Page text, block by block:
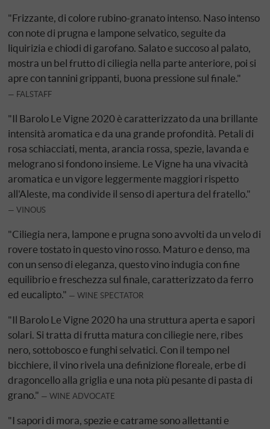
"Frizzante, di colore rubino-granato intenso. Naso intenso
con note di prugna e lampone selvatico, seguite da
liquirizia e chiodi di garofano. Salato e succoso al palato,
mostra un bel frutto di ciliegia nella parte anteriore, poi si
apre con tannini grippanti, buona pressione sul finale."
FALSTAFF
"Il Barolo Le Vigne 2020 è caratterizzato da una brillante
intensità aromatica e da una grande profondità. Petali di
rosa schiacciati, menta, arancia rossa, spezie, lavanda e
melograno si fondono insieme. Le Vigne ha una vivacità
aromatica e un vigore leggermente maggiori rispetto
all'Aleste, ma condivide il senso di apertura del fratello."
VINOUS
"Ciliegia nera, lampone e prugna sono avvolti da un velo di
rovere tostato in questo vino rosso. Maturo e denso, ma
con un senso di eleganza, questo vino indugia con fine
equilibrio e freschezza sul finale, caratterizzato da ferro
ed eucalipto."
WINE SPECTATOR
"Il Barolo Le Vigne 2020 ha una struttura aperta e sapori
solari. Si tratta di frutta matura con ciliegie nere, ribes
nero, sottobosco e funghi selvatici. Con il tempo nel
bicchiere, il vino rivela una definizione floreale, erbe di
dragoncello alla griglia e una nota più pesante di pasta di
grano."
WINE ADVOCATE
"I sapori di mora, spezie e catrame sono allettanti e